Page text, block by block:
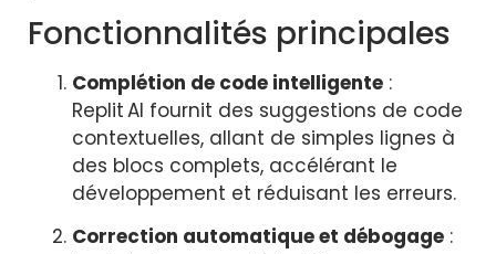
Fonctionnalités principales
Complétion de code intelligente :
Replit AI fournit des suggestions de code
contextuelles, allant de simples lignes à
des blocs complets, accélérant le
développement et réduisant les erreurs.
Correction automatique et débogage :